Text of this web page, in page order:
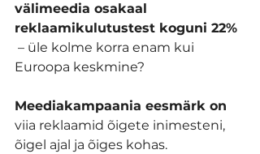
välimeedia osakaal
reklaamikulutustest koguni 22%
Euroopa keskmine?
Meediakampaania eesmärk on
viia reklaamid õigete inimesteni,
õigel ajal ja õiges kohas.